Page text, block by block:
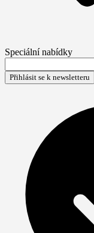
Speciální nabídky
Přihlásit se k newsletteru